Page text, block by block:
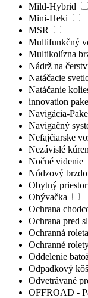
Mild-Hybrid
Mini-Heki
MSR
Multifunkčný
Multikolízna
Nádrž na
Natáčacie
Natáčanie
innovation
Navigácia-
Navigačný
Nefajčiarske
Nezávislé
Nočné videnie
Núdzový
Obytný
Obývačka
Ochrana
Ochrana pred
Ochranná
Ochranné
Oddelenie
Odpadkový kôš
Odvetrávané
OFFROAD -